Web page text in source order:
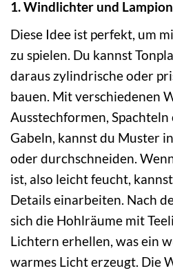
1. Windlichter und
Diese Idee ist perfekt, um
zu spielen. Du kannst
daraus zylindrische oder
bauen. Mit verschiedenen
Ausstechformen,
Gabeln, kannst du Muster
oder durchschneiden.
ist, also leicht feucht,
Details einarbeiten. Nach
sich die Hohlräume mit
Lichtern erhellen, was ein
warmes Licht erzeugt. Die